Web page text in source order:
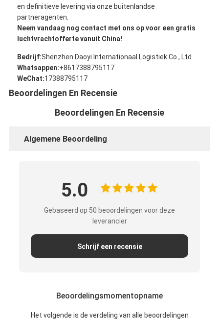
Opbergdienst
en definitieve levering via onze buitenlandse
partneragenten.
Neem vandaag nog contact met ons op voor een gratis
luchtvrachtofferte vanuit China!
Bedrijf:Shenzhen Daoyi Internationaal Logistiek Co., Ltd
Whatsappen:+8617388795117
WeChat:17388795117
Beoordelingen En Recensie
Beoordelingen En Recensie
Algemene Beoordeling
5.0
Gebaseerd op 50 beoordelingen voor deze
leverancier
Schrijf een recensie
Beoordelingsmomentopname
Het volgende is de verdeling van alle beoordelingen